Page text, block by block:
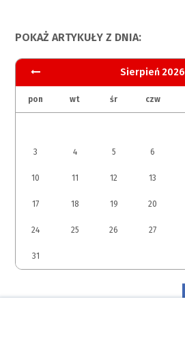
POKAŻ ARTYKUŁY Z DNIA:
Sierpień 2026
pon wt śr czw
3 4 5 6
10 11 12 13
17 18 19 20
24 25 26 27
31